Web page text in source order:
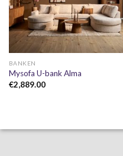
BANKEN
Mysofa U-bank Alma
€2,889.00